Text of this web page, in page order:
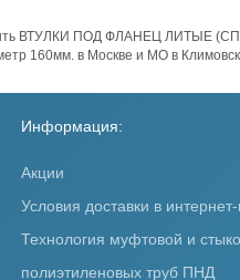
ВТУЛКИ ПОД ФЛАНЕЦ ЛИТЫЕ
160мм. в Москве и МО в
Информация:
Акции
Условия доставки в
Технология муфтовой и
полиэтиленовых труб ПНД